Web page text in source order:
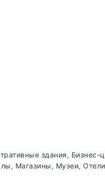
здания, Бизнес-
, Магазины, Музеи, Отели